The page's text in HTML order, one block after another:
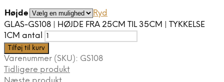
Højde
Ryd
GLAS-GS108 | HØJDE FRA 25CM TIL 35CM | TYKKELSE
1CM antal
Tilføj til kurv
Varenummer (SKU): GS108
Tidligere produkt